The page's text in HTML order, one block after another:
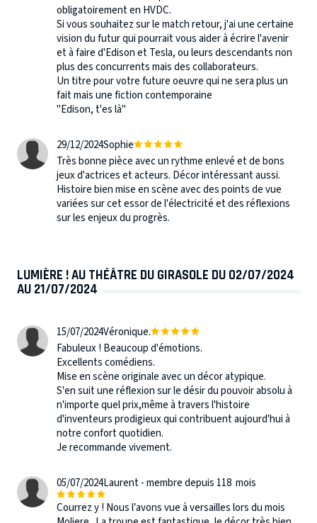
obligatoirement en HVDC.
Si vous souhaitez sur le match retour, j'ai une certaine
vision du futur qui pourrait vous aider à écrire l'avenir
et à faire d'Edison et Tesla, ou leurs descendants non
plus des concurrents mais des collaborateurs.
Un titre pour votre future oeuvre qui ne sera plus un
fait mais une fiction contemporaine
"Edison, t'es là"
29/12/2024Sophie
Très bonne pièce avec un rythme enlevé et de bons
jeux d'actrices et acteurs. Décor intéressant aussi.
Histoire bien mise en scène avec des points de vue
variées sur cet essor de l'électricité et des réflexions
sur les enjeux du progrès.
LUMIÈRE ! AU THÉÂTRE DU GIRASOLE DU 02/07/2024
AU 21/07/2024
15/07/2024Véronique.
Fabuleux ! Beaucoup d'émotions.
Excellents comédiens.
Mise en scène originale avec un décor atypique.
S'en suit une réflexion sur le désir du pouvoir absolu à
n'importe quel prix,même à travers l'histoire
d'inventeurs prodigieux qui contribuent aujourd'hui à
notre confort quotidien.
Je recommande vivement.
05/07/2024Laurent - membre depuis 118 mois
Courrez y ! Nous l’avons vue à versailles lors du mois